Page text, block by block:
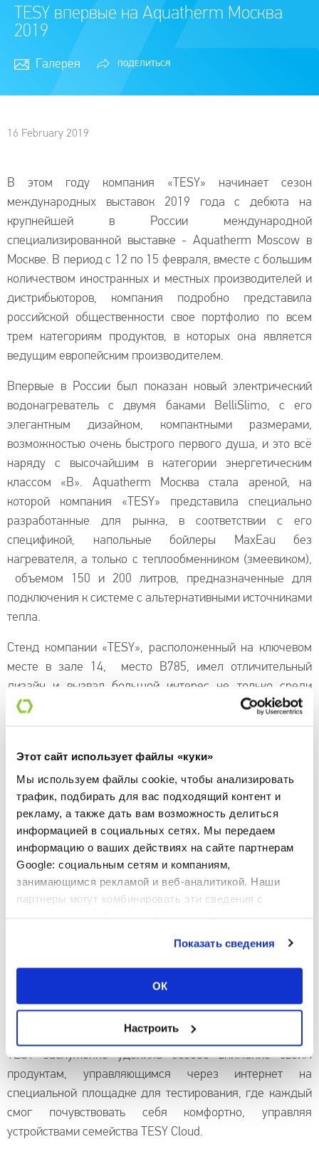
Этот сайт использует файлы «куки»
Мы используем файлы cookie, чтобы анализировать
трафик, подбирать для вас подходящий контент и
рекламу, а также дать вам возможность делиться
информацией в социальных сетях. Мы передаем
информацию о ваших действиях на сайте партнерам
Google: социальным сетям и компаниям,
занимающимся рекламой и веб-аналитикой. Наши
партнеры могут комбинировать эти сведения с
Показать сведения
ОК
Настроить
TESY впервые на Aquatherm Москва
2019
Галерея ПОДЕЛИТЬСЯ
16 February 2019
В этом году компания «TESY» начинает сезон
международных выставок 2019 года с дебюта на
крупнейшей в России международной
специализированной выставке - Aquatherm Moscow в
Москве. В период с 12 по 15 февраля, вместе с большим
количеством иностранных и местных производителей и
дистрибьюторов, компания подробно представила
российской общественности свое портфолио по всем
трем категориям продуктов, в которых она является
ведущим европейским производителем.
Впервые в России был показан новый электрический
водонагреватель с двумя баками BelliSlimo, с его
элегантным дизайном, компактными размерами,
возможностью очень быстрого первого душа, и это всё
наряду с высочайшим в категории энергетическим
классом «B». Aquatherm Москва стала ареной, на
которой компания «TESY» представила специально
разработанные для рынка, в соответствии с его
спецификой, напольные бойлеры MaxEau без
нагревателя, а только с теплообменником (змеевиком),
объемом 150 и 200 литров, предназначенные для
подключения к системе с альтернативными источниками
тепла.
Стенд компании «TESY», расположенный на ключевом
месте в зале 14, место B785, имел отличительный
дизайн и вызвал большой интерес не только среди
посетителей соответствующего павильона, но и
выставки, посетили стенд специально для того, чтобы
взглянуть на высокотехнологичные брендовые решения
в отрасли, а другие, случайно проходившие мимо, были
впечатлены экспозицией и с интересом рассматривая
ее задавали вопросы.
Широкий выбор техники, расположенной на площади
100 кв.м., позволил детально изучить различные модели
соответствующих продуктовых категорий, причем часть
были представлены различные обогреватели и
запатентованные решения, которые компания внедряет
в свои устройства и благодаря которым она получает
преимущество в индустрии, как водонагревателей, так и
TESY заслуженно уделила особое внимание своим
продуктам, управляющимся через интернет на
специальной площадке для тестирования, где каждый
смог почувствовать себя комфортно, управляя
устройствами семейства TESY Cloud.